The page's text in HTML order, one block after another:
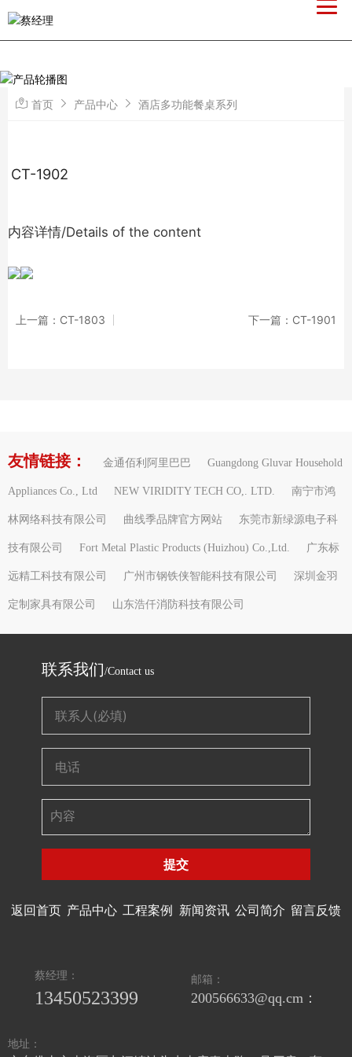
首页 产品中心 酒店多功能餐桌系列
CT-1902
内容详情/Details of the content
上一篇：CT-1803 下一篇：CT-1901
友情链接： 金通佰利阿里巴巴 Guangdong Gluvar Household
Appliances Co., Ltd NEW VIRIDITY TECH CO,. LTD. 南宁市鸿
林网络科技有限公司 曲线季品牌官方网站 东莞市新绿源电子科
技有限公司 Fort Metal Plastic Products (Huizhou) Co.,Ltd. 广东标
远精工科技有限公司 广州市钢铁侠智能科技有限公司 深圳金羽
定制家具有限公司 山东浩仟消防科技有限公司
联系我们/Contact us
提交
返回首页 产品中心 工程案例 新闻资讯 公司简介 留言反馈
蔡经理：
13450523399
邮箱：
200566633@qq.cm：
地址：